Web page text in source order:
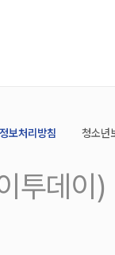
보처리방침 청소년
투데